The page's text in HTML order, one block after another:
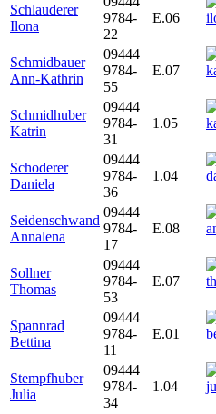
Schlauderer
Ilona
9784-
22
E.06
Schmidbauer
Ann-Kathrin
09444
9784-
55
E.07
Schmidhuber
Katrin
09444
9784-
31
1.05
Schoderer
Daniela
09444
9784-
36
1.04
Seidenschwand
Annalena
09444
9784-
17
E.08
Sollner
Thomas
09444
9784-
53
E.07
Spannrad
Bettina
09444
9784-
11
E.01
Stempfhuber
Julia
09444
9784-
34
1.04